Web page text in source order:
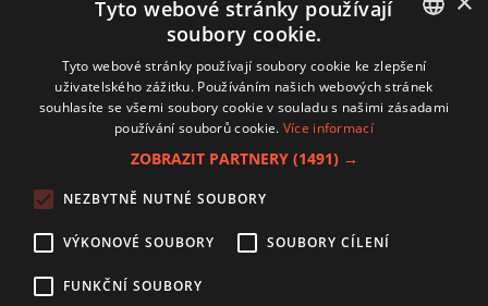
Přihlášením k newsletteru vyjadřujete svůj souhlas spodmínkami
zpracování osobních údajů.
Zásady používání souborů cookies
Autoři
Nastavení cookies
CZECH
Tyto webové stránky používají
soubory cookie.
Tyto webové stránky používají soubory cookie ke zlepšení
uživatelského zážitku. Používáním našich webových stránek
souhlasíte se všemi soubory cookie v souladu s našimi zásadami
používání souborů cookie. Více informací
ZOBRAZIT PARTNERY (1491) →
NEZBYTNĚ NUTNÉ SOUBORY
VÝKONOVÉ SOUBORY SOUBORY CÍLENÍ
FUNKČNÍ SOUBORY